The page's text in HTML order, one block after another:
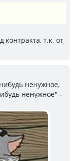
т.к. от
ненужное,
ненужное" -